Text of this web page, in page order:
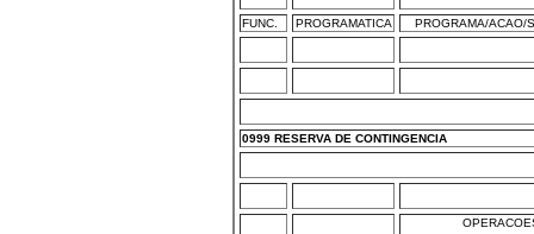
FUNC. PROGRAMATICA PROGRAMA/ACAO/
0999 RESERVA DE CONTINGENCIA